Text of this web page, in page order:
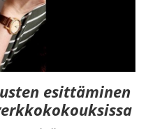
esittäminen